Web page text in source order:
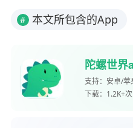
# 本文所包含的App
陀螺世界
支持： 安卓/苹
下载： 1.2K+次